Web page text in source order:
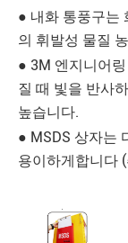
● 내화 통풍구는
의 휘발성 물질
● 3M 엔지니어
질 때 빛을 반사
높습니다.
● MSDS 상자는
용이하게합니다